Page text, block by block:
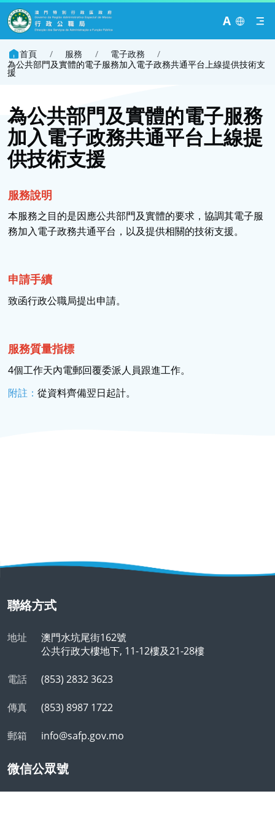
A
首頁 / 服務 / 電子政務
/
為公共部門及實體的電子服務加入電子政務共通平台上線提供技術支
援
為公共部門及實體的電子服務
加入電子政務共通平台上線提
供技術支援
服務說明
本服務之目的是因應公共部門及實體的要求，協調其電子服
務加入電子政務共通平台，以及提供相關的技術支援。
申請手續
致函行政公職局提出申請。
服務質量指標
4個工作天內電郵回覆委派人員跟進工作。
附註： 從資料齊備翌日起計。
聯絡方式
地址
澳門水坑尾街162號
公共行政大樓地下, 11-12樓及21-28樓
電話 (853) 2832 3623
傳真 (853) 8987 1722
郵箱 info@safp.gov.mo
微信公眾號